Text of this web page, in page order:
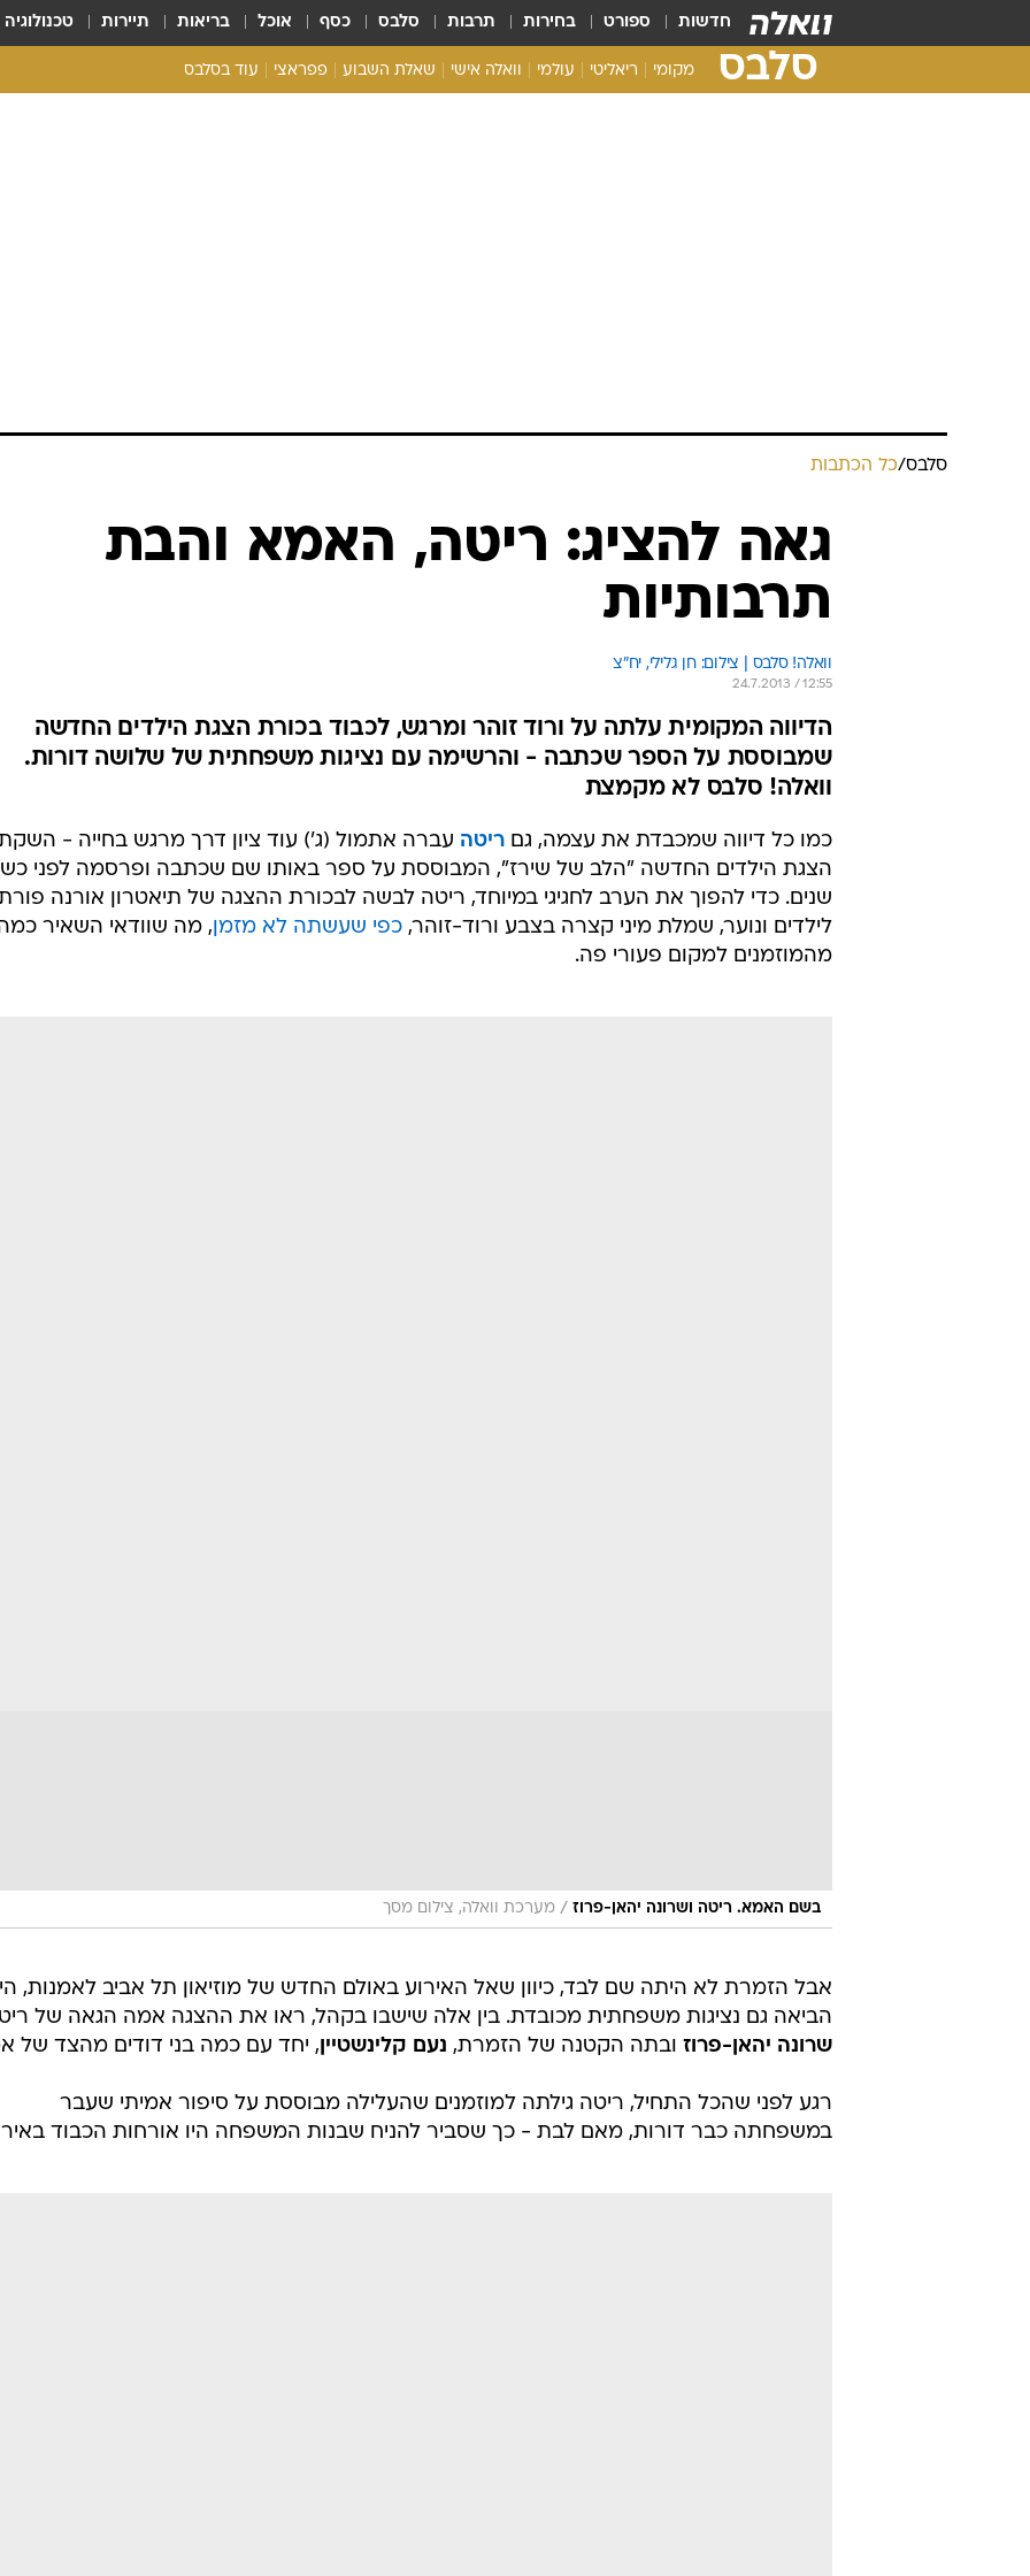
חדשות ספורט בחירות תרבות סלבס כסף אוכל בריאות תיירות טכנולוגיה
סלבס מקומי ריאליטי עולמי וואלה אישי שאלת השבוע פפראצי עוד בסלבס
סלבס/כל הכתבות
גאה להציג: ריטה, האמא והבת
תרבותיות
וואלה! סלבס | צילום: חן גלילי, יח"צ
24.7.2013 / 12:55
הדיווה המקומית עלתה על ורוד זוהר ומרגש, לכבוד בכורת הצגת הילדים החדשה
שמבוססת על הספר שכתבה - והרשימה עם נציגות משפחתית של שלושה דורות.
וואלה! סלבס לא מקמצת
כמו כל דיווה שמכבדת את עצמה, גם ריטה עברה אתמול (ג') עוד ציון דרך מרגש בחייה -
הצגת הילדים החדשה "הלב של שירז", המבוססת על ספר באותו שם שכתבה ופרסמה לפני
שנים. כדי להפוך את הערב לחגיגי במיוחד, ריטה לבשה לבכורת ההצגה של תיאטרון אורנה
לילדים ונוער, שמלת מיני קצרה בצבע ורוד-זוהר, כפי שעשתה לא מזמן, מה שוודאי השאיר
מהמוזמנים למקום פעורי פה.
בשם האמא. ריטה ושרונה יהאן-פרוז / מערכת וואלה, צילום מסך
אבל הזמרת לא היתה שם לבד, כיוון שאל האירוע באולם החדש של מוזיאון תל אביב לאמנות,
הביאה גם נציגות משפחתית מכובדת. בין אלה שישבו בקהל, ראו את ההצגה אמה הגאה של
שרונה יהאן-פרוז ובתה הקטנה של הזמרת, נעם קלינשטיין, יחד עם כמה בני דודים מהצד של
רגע לפני שהכל התחיל, ריטה גילתה למוזמנים שהעלילה מבוססת על סיפור אמיתי שעבר
במשפחתה כבר דורות, מאם לבת - כך שסביר להניח שבנות המשפחה היו אורחות הכבוד